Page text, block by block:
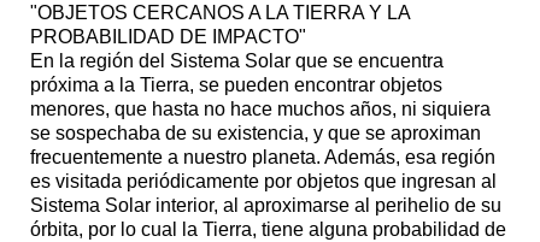
"OBJETOS CERCANOS A LA TIERRA Y LA
PROBABILIDAD DE IMPACTO"
En la región del Sistema Solar que se encuentra
próxima a la Tierra, se pueden encontrar objetos
menores, que hasta no hace muchos años, ni siquiera
se sospechaba de su existencia, y que se aproximan
frecuentemente a nuestro planeta. Además, esa región
es visitada periódicamente por objetos que ingresan al
Sistema Solar interior, al aproximarse al perihelio de su
órbita, por lo cual la Tierra, tiene alguna probabilidad de